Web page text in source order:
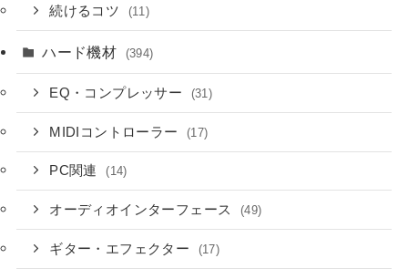
続けるコツ (11)
ハード機材 (394)
EQ・コンプレッサー (31)
MIDIコントローラー (17)
PC関連 (14)
オーディオインターフェース (49)
ギター・エフェクター (17)